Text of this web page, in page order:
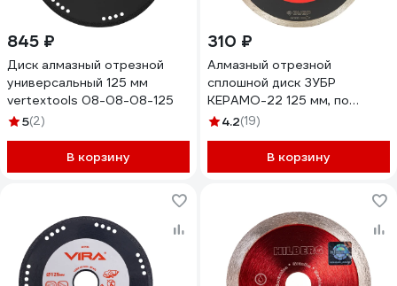
845 ₽
Диск алмазный отрезной
универсальный 125 мм
vertextools 08-08-08-125
5(2)
В корзину
310 ₽
Алмазный отрезной
сплошной диск ЗУБР
КЕРАМО-22 125 мм, по
керамической плитке 36615-
4.2(19)
В корзину